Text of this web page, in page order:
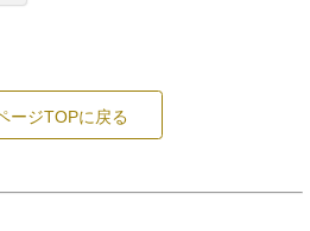
ージTOPに戻る